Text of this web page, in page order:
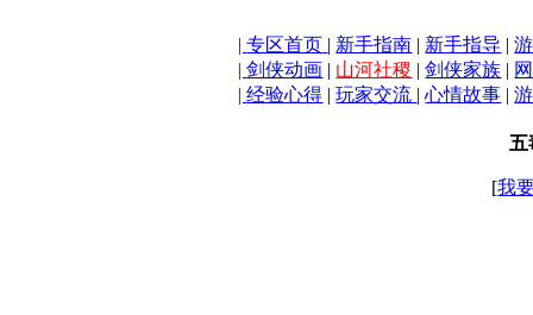
|专区首页 | 新手指南 | 新手指导 |
|剑侠动画 | 山河社稷 |剑侠家族 |
|经验心得 |玩家交流 |心情故事 |
五
[我